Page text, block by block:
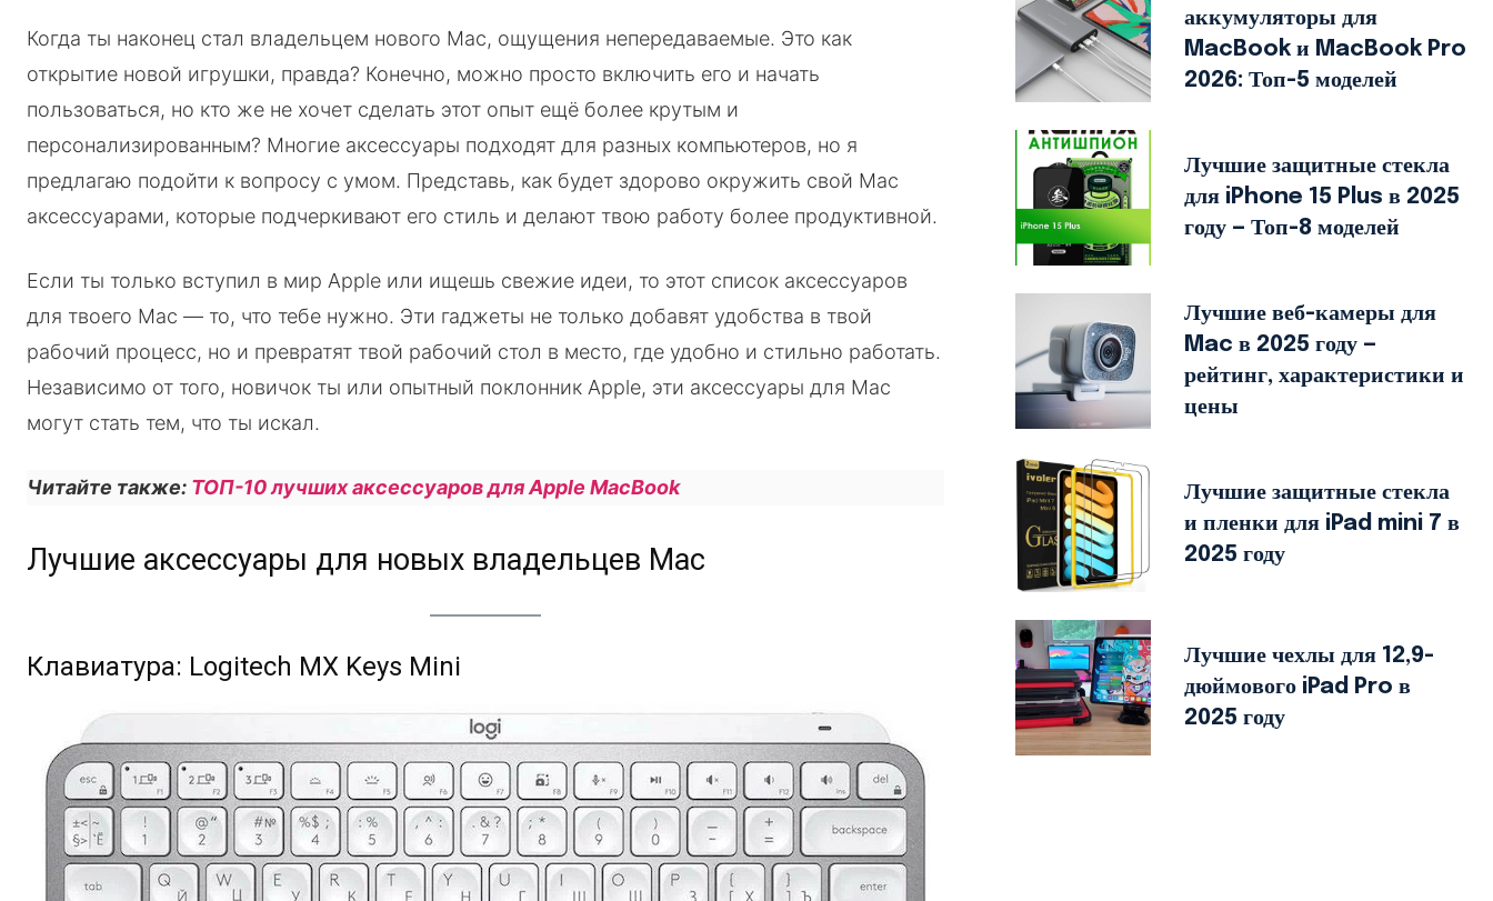
Когда ты наконец стал владельцем нового Mac, ощущения непередаваемые. Это как
открытие новой игрушки, правда? Конечно, можно просто включить его и начать
пользоваться, но кто же не хочет сделать этот опыт ещё более крутым и
персонализированным? Многие аксессуары подходят для разных компьютеров, но я
предлагаю подойти к вопросу с умом. Представь, как будет здорово окружить свой Mac
аксессуарами, которые подчеркивают его стиль и делают твою работу более продуктивной.
Если ты только вступил в мир Apple или ищешь свежие идеи, то этот список аксессуаров
для твоего Mac — то, что тебе нужно. Эти гаджеты не только добавят удобства в твой
рабочий процесс, но и превратят твой рабочий стол в место, где удобно и стильно работать.
Независимо от того, новичок ты или опытный поклонник Apple, эти аксессуары для Mac
могут стать тем, что ты искал.
Читайте также: ТОП-10 лучших аксессуаров для Apple MacBook
Лучшие аксессуары для новых владельцев Mac
Клавиатура: Logitech MX Keys Mini
аккумуляторы для
MacBook и MacBook Pro
2026: Топ-5 моделей
Лучшие защитные стекла
для iPhone 15 Plus в 2025
году — Топ-8 моделей
Лучшие веб-камеры для
Mac в 2025 году —
рейтинг, характеристики и
цены
Лучшие защитные стекла
и пленки для iPad mini 7 в
2025 году
Лучшие чехлы для 12,9-
дюймового iPad Pro в
2025 году